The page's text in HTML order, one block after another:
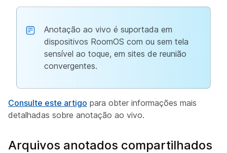
Anotação ao vivo é suportada em
dispositivos RoomOS com ou sem tela
sensível ao toque, em sites de reunião
convergentes.
Consulte este artigo para obter informações mais
detalhadas sobre anotação ao vivo.
Arquivos anotados compartilhados